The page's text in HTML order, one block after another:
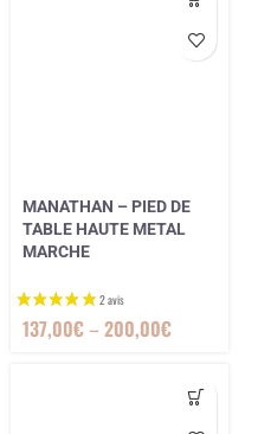
MANATHAN – PIED DE
TABLE HAUTE METAL
MARCHE
137,00€–200,00€